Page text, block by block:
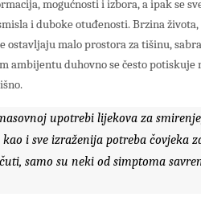
mogućnosti i izbora, a ipak se
i duboke otuđenosti. Brzina
ostavljaju malo prostora za tišinu,
ambijentu duhovno se često potiskuje
upotrebi lijekova za
i sve izraženija potreba čovjeka
samo su neki od simptoma